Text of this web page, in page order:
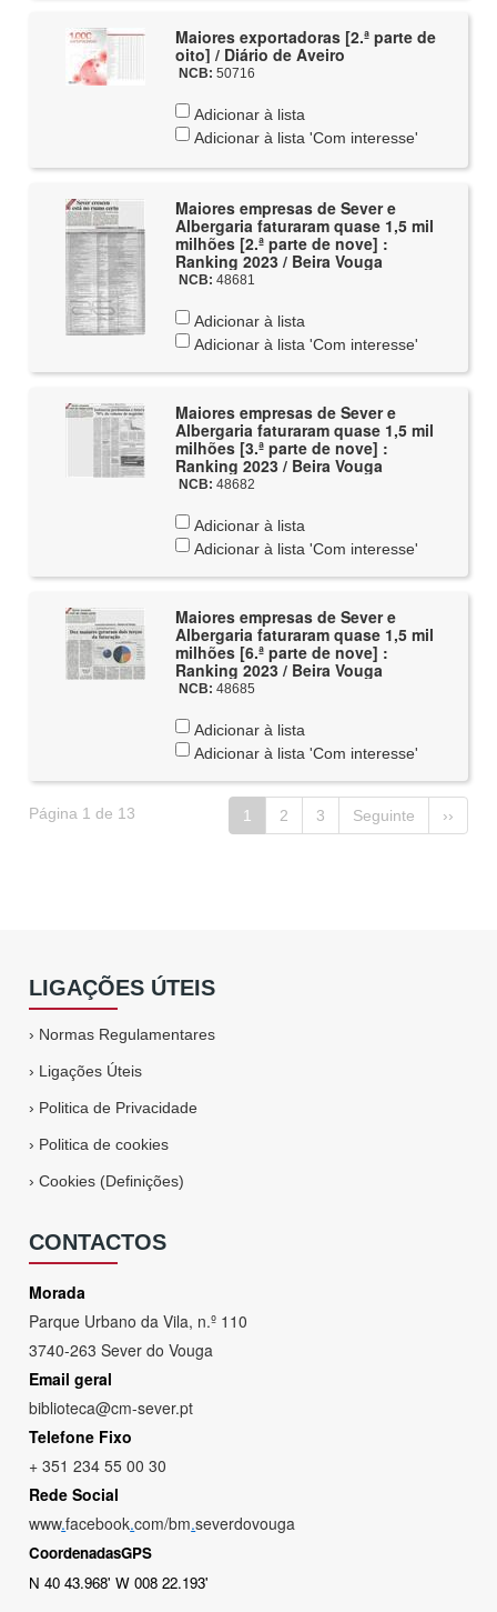
Maiores exportadoras [2.ª parte de
oito] / Diário de Aveiro
NCB: 50716
Adicionar à lista
Adicionar à lista 'Com interesse'
Maiores empresas de Sever e
Albergaria faturaram quase 1,5 mil
milhões [2.ª parte de nove] :
Ranking 2023 / Beira Vouga
NCB: 48681
Adicionar à lista
Adicionar à lista 'Com interesse'
Maiores empresas de Sever e
Albergaria faturaram quase 1,5 mil
milhões [3.ª parte de nove] :
Ranking 2023 / Beira Vouga
NCB: 48682
Adicionar à lista
Adicionar à lista 'Com interesse'
Maiores empresas de Sever e
Albergaria faturaram quase 1,5 mil
milhões [6.ª parte de nove] :
Ranking 2023 / Beira Vouga
NCB: 48685
Adicionar à lista
Adicionar à lista 'Com interesse'
Página 1 de 13 1 2 3 Seguinte ››
LIGAÇÕES ÚTEIS
› Normas Regulamentares
› Ligações Úteis
› Politica de Privacidade
› Politica de cookies
›Cookies (Definições)
CONTACTOS
Morada
Parque Urbano da Vila, n.º 110
3740-263 Sever do Vouga
Email geral
biblioteca@cm-sever.pt
Telefone Fixo
+ 351 234 55 00 30
Rede Social
www.facebook.com/bm.severdovouga
CoordenadasGPS
N 40 43.968' W 008 22.193'